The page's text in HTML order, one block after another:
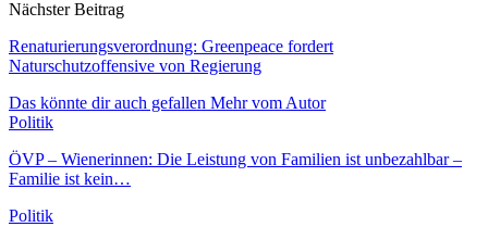
Nächster Beitrag
Renaturierungsverordnung: Greenpeace fordert
Naturschutzoffensive von Regierung
Das könnte dir auch gefallen Mehr vom Autor
Politik
ÖVP – Wienerinnen: Die Leistung von Familien ist unbezahlbar –
Familie ist kein…
Politik